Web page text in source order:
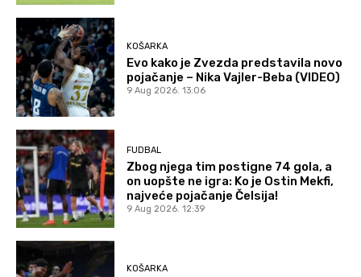
KOŠARKA
Evo kako je Zvezda predstavila novo
pojačanje – Nika Vajler-Beba (VIDEO)
9 Aug 2026. 13:06
FUDBAL
Zbog njega tim postigne 74 gola, a
on uopšte ne igra: Ko je Ostin Mekfi,
najveće pojačanje Čelsija!
9 Aug 2026. 12:39
KOŠARKA